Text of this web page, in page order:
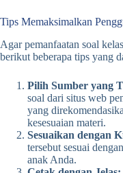
Tips Memaksimalkan
Agar pemanfaatan soal
berikut beberapa tips yang
Pilih Sumber yang
soal dari situs web
yang
kesesuaian materi.
Sesuaikan dengan
tersebut sesuai
anak Anda.